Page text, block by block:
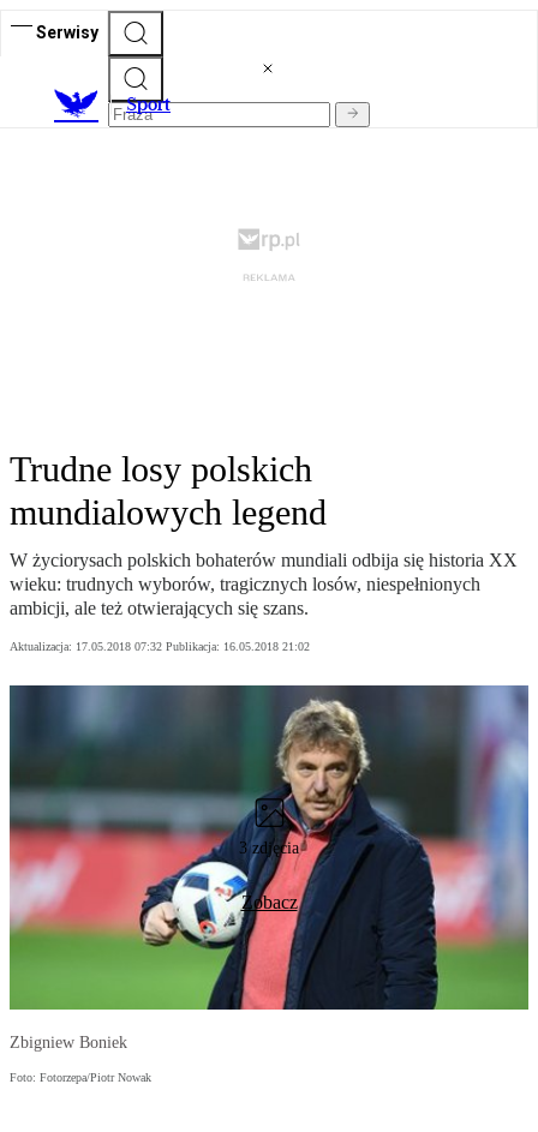
Serwisy
Sport
Trudne losy polskich
mundialowych legend
W życiorysach polskich bohaterów mundiali odbija się historia XX
wieku: trudnych wyborów, tragicznych losów, niespełnionych
ambicji, ale też otwierających się szans.
Aktualizacja: 17.05.2018 07:32 Publikacja: 16.05.2018 21:02
3 zdjęcia
Zobacz
Zbigniew Boniek
Foto: Fotorzepa/Piotr Nowak